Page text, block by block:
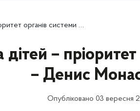
системи МВС – Денис Монастирський
дітей –
– Денис
Опубліковано 03 вересня